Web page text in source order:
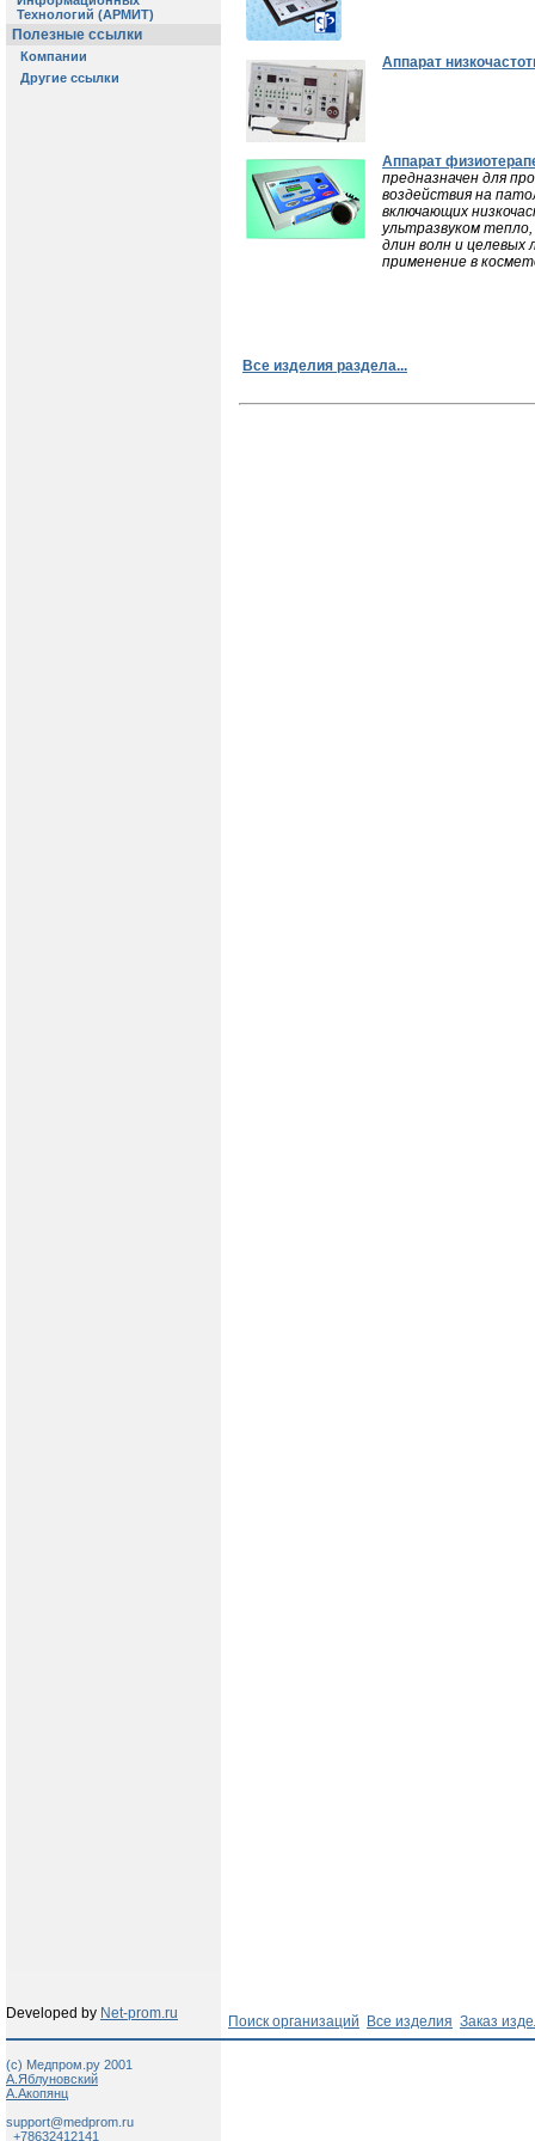
Аппарат
Аппарат
предназначен для
воздействия на
включающих
ультразвуком
длин волн и целевых
применение в
Все изделия раздела...
Developed by Net-prom.ru Поиск организаций Все изделия Заказ
(c) Медпром.ру 2001
А.Яблуновский
А.Акопянц
support@medprom.ru
+78632412141